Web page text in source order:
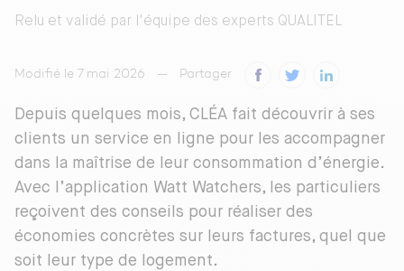
Relu et validé par l'équipe des experts QUALITEL
Modifié le 7 mai 2026 Partager
Depuis quelques mois, CLÉA fait découvrir à ses
clients un service en ligne pour les accompagner
dans la maîtrise de leur consommation d’énergie.
Avec l’application Watt Watchers, les particuliers
reçoivent des conseils pour réaliser des
économies concrètes sur leurs factures, quel que
soit leur type de logement.